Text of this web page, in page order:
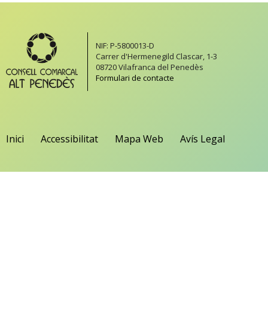
NIF: P-5800013-D
Carrer d'Hermenegild Clascar, 1-3
08720 Vilafranca del Penedès
Formulari de contacte
Inici Accessibilitat Mapa Web Avís Legal